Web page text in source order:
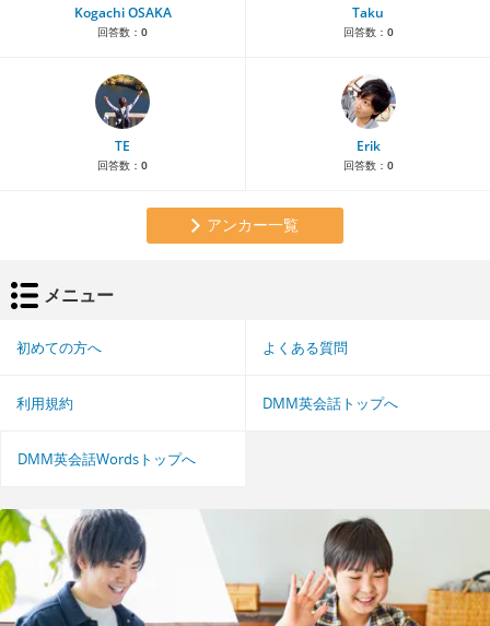
Kogachi OSAKA
回答数： 0
Taku
回答数： 0
TE
回答数： 0
Erik
回答数： 0
アンカー一覧
メニュー
初めての方へ よくある質問
利用規約 DMM英会話トップへ
DMM英会話Wordsトップへ